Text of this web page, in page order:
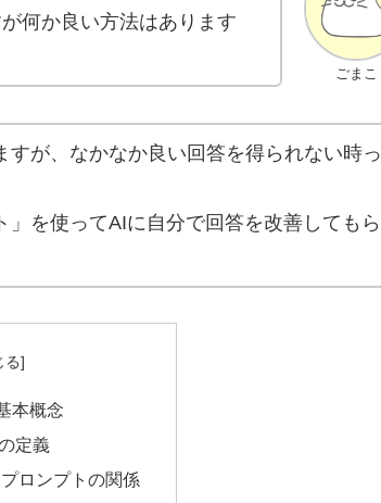
ごまこ
何か良い方法はあります
が、なかなか良い回答を得られない時っ
を使ってAIに自分で回答を改善してもら
本概念
定義
ロンプトの関係